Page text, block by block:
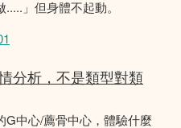
」但身體不起動。
分析，不是類型對類
G中心/薦骨中心，體驗什麼